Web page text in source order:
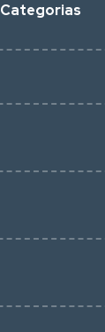
Categorias